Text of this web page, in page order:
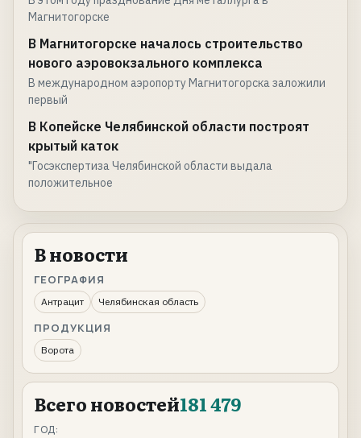
Магнитогорске
В Магнитогорске началось строительство
нового аэровокзального комплекса
В международном аэропорту Магнитогорска заложили
первый
В Копейске Челябинской области построят
крытый каток
"Госэкспертиза Челябинской области выдала
положительное
В новости
ГЕОГРАФИЯ
Антрацит Челябинская область
ПРОДУКЦИЯ
Ворота
Всего новостей181 479
ГОД: